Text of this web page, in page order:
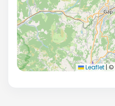
Leaflet | ©